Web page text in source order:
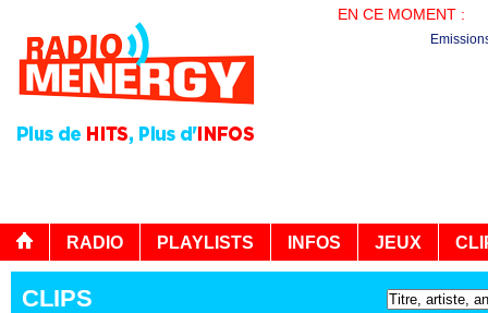
EN CE MOMENT :
RADIO PLAYLISTS INFOS JEUX
CLIPS